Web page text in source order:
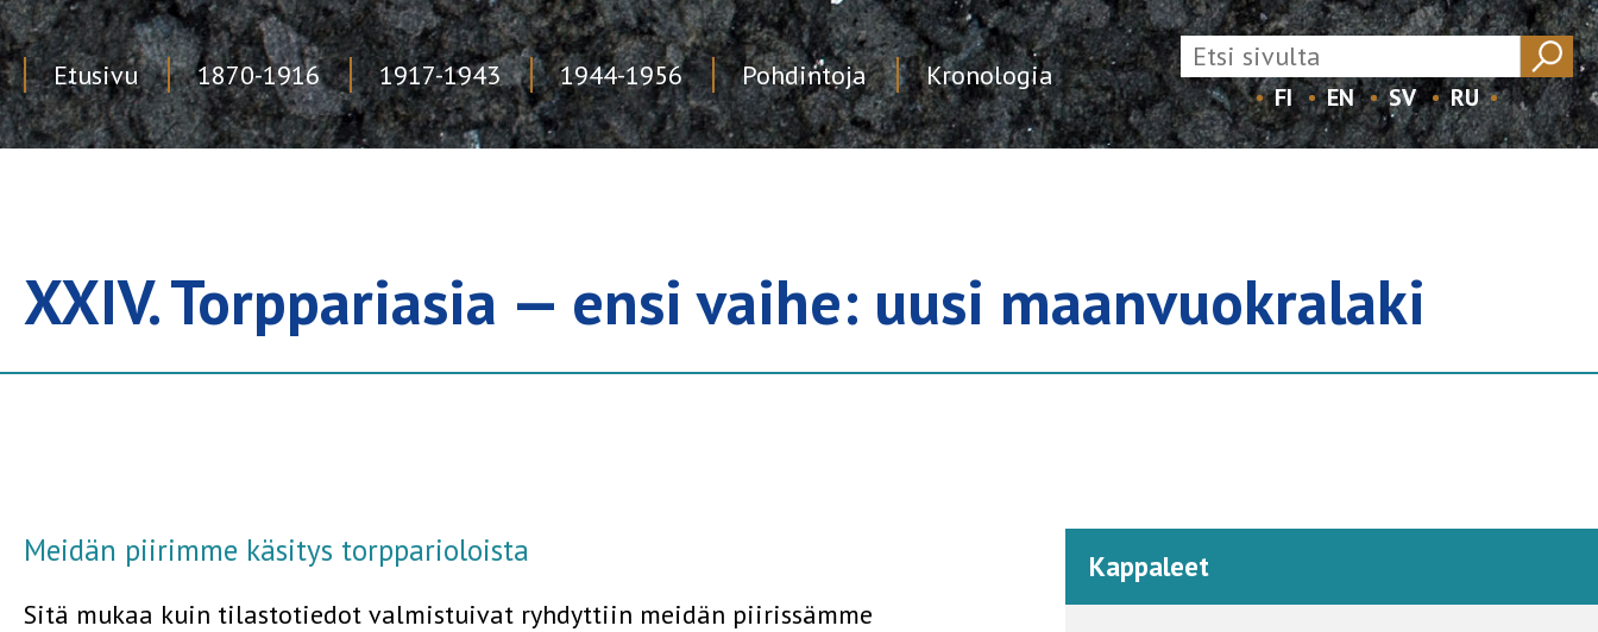
Etusivu 1870-1916 1917-1943 1944-1956 Pohdintoja Kronologia
FI EN SV RU
XXIV. Torppariasia — ensi vaihe: uusi maanvuokralaki
Meidän piirimme käsitys torpparioloista
Sitä mukaa kuin tilastotiedot valmistuivat ryhdyttiin meidän piirissämme
Kappaleet